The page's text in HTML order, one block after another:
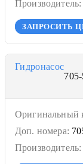
Производитель:
ЗАПРОСИТЬ
Гидронасос
Оригинальный
Доп. номера:
Производитель: